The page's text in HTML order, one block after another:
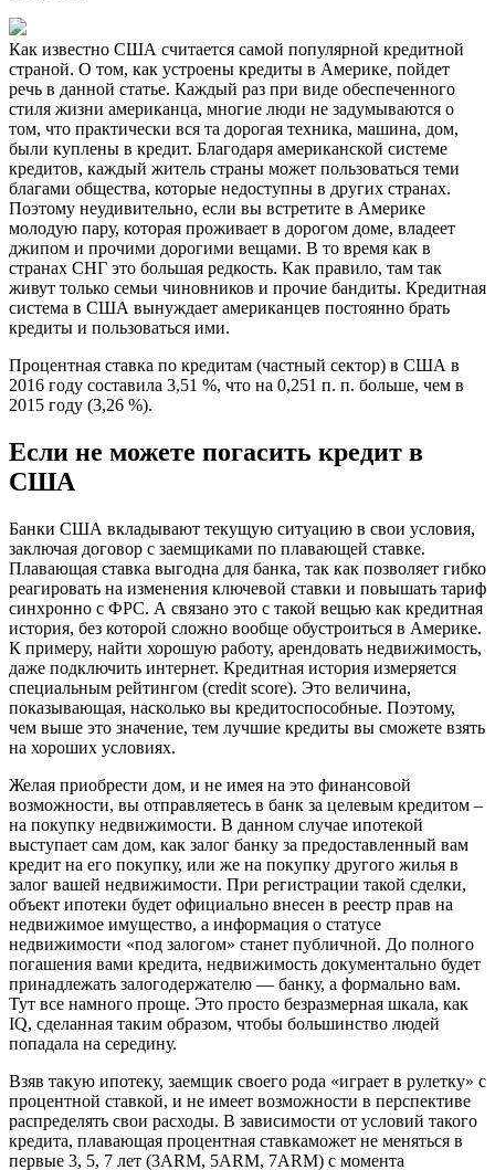
Как известно США считается самой популярной кредитной
страной. О том, как устроены кредиты в Америке, пойдет
речь в данной статье. Каждый раз при виде обеспеченного
стиля жизни американца, многие люди не задумываются о
том, что практически вся та дорогая техника, машина, дом,
были куплены в кредит. Благодаря американской системе
кредитов, каждый житель страны может пользоваться теми
благами общества, которые недоступны в других странах.
Поэтому неудивительно, если вы встретите в Америке
молодую пару, которая проживает в дорогом доме, владеет
джипом и прочими дорогими вещами. В то время как в
странах СНГ это большая редкость. Как правило, там так
живут только семьи чиновников и прочие бандиты. Кредитная
система в США вынуждает американцев постоянно брать
кредиты и пользоваться ими.
Процентная ставка по кредитам (частный сектор) в США в
2016 году составила 3,51 %, что на 0,251 п. п. больше, чем в
2015 году (3,26 %).
Если не можете погасить кредит в
США
Банки США вкладывают текущую ситуацию в свои условия,
заключая договор с заемщиками по плавающей ставке.
Плавающая ставка выгодна для банка, так как позволяет гибко
реагировать на изменения ключевой ставки и повышать тариф
синхронно с ФРС. А связано это с такой вещью как кредитная
история, без которой сложно вообще обустроиться в Америке.
К примеру, найти хорошую работу, арендовать недвижимость,
даже подключить интернет. Кредитная история измеряется
специальным рейтингом (сredit score). Это величина,
показывающая, насколько вы кредитоспособные. Поэтому,
чем выше это значение, тем лучшие кредиты вы сможете взять
на хороших условиях.
Желая приобрести дом, и не имея на это финансовой
возможности, вы отправляетесь в банк за целевым кредитом –
на покупку недвижимости. В данном случае ипотекой
выступает сам дом, как залог банку за предоставленный вам
кредит на его покупку, или же на покупку другого жилья в
залог вашей недвижимости. При регистрации такой сделки,
объект ипотеки будет официально внесен в реестр прав на
недвижимое имущество, а информация о статусе
недвижимости «под залогом» станет публичной. До полного
погашения вами кредита, недвижимость документально будет
принадлежать залогодержателю — банку, а формально вам.
Тут все намного проще. Это просто безразмерная шкала, как
IQ, сделанная таким образом, чтобы большинство людей
попадала на середину.
Взяв такую ипотеку, заемщик своего рода «играет в рулетку» с
процентной ставкой, и не имеет возможности в перспективе
распределять свои расходы. В зависимости от условий такого
кредита, плавающая процентная ставкаможет не меняться в
первые 3, 5, 7 лет (3ARM, 5ARM, 7ARM) с момента